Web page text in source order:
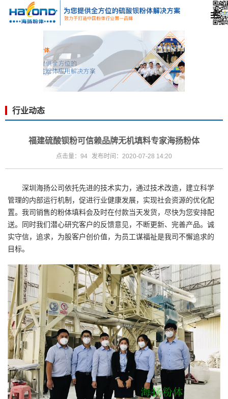
行业动态
福建硫酸钡粉可信赖品牌无机填料专家海扬粉体
点击量：94 发布时间：2020-07-28 14:20
深圳海扬公司依托先进的技术实力，通过技术改造，建立科学
管理的内部运行机制，促进行业健康发展，实现社会资源的优化配
置。我司销售的粉体填料会及时在付款当天发货，尽快为您安排配
送。同时我们潜心研究客户的反馈意见，不断更新、完善产品。诚
实守信，追求，为股客户创价值，为员工谋福祉是我司不懈追求的
目标。